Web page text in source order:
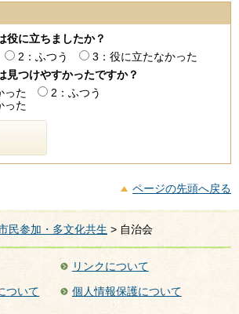
役に立ちましたか？
2：ふつう
3：役に立たなかった
見つけやすかったですか？
った
2：ふつう
った
ページの先頭へ戻る
民参加・多文化共生 > 自治会
リンクについて
ついて
個人情報保護について